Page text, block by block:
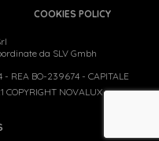
COOKIES POLICY
da SLV Gmbh
REA BO-239674 - CAPITALE
NOVALUX